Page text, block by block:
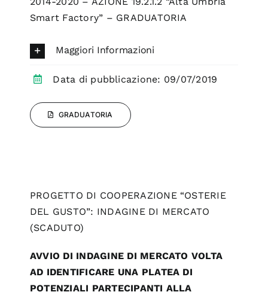
Smart Factory” – GRADUATORIA
Maggiori Informazioni
Data di pubblicazione: 09/07/2019
GRADUATORIA
PROGETTO DI COOPERAZIONE “OSTERIE
DEL GUSTO”: INDAGINE DI MERCATO
(SCADUTO)
AVVIO DI INDAGINE DI MERCATO VOLTA
AD IDENTIFICARE UNA PLATEA DI
POTENZIALI PARTECIPANTI ALLA